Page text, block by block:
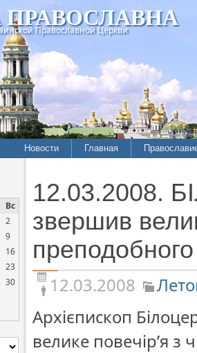
ПРАВОСЛАВНА
Православной Церкви
Новости
Межконфессиональные
отношения
Нарушения прав
верующих
Официальная хроника
Расколы, ереси, секты
СОЦИАЛЬНОЕ
Церковь и власть
Церковь и общество
Главная
История
Хроники
Вс
2
9
16
23
30
12.03.2008.
звершив
12.03.2008
Архієпископ
велике повечір’я